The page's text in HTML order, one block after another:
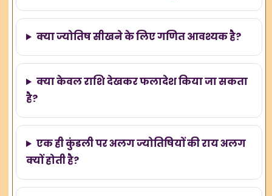
क्या ज्योतिष सीखने के लिए गणित आवश्यक है?
क्या केवल राशि देखकर फलादेश किया जा सकता
है?
एक ही कुंडली पर अलग ज्योतिषियों की राय अलग
क्यों होती है?